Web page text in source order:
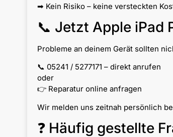
➡ Kein Risiko – keine versteckten
📞 Jetzt Apple iPad
Probleme an deinem Gerät sollten
📞 05241 / 5277171 – direkt anrufen
oder
👉 Reparatur online anfragen
Wir melden uns zeitnah persönlich
❓ Häufig gestellte